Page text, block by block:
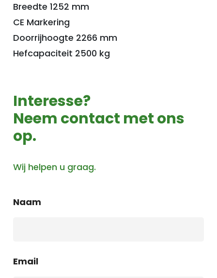
Breedte 1252 mm
CE Markering
Doorrijhoogte 2266 mm
Hefcapaciteit 2500 kg
Interesse?
Neem contact met ons
op.
Wij helpen u graag.
Naam
Email